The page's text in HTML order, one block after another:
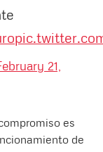
21,
es
de